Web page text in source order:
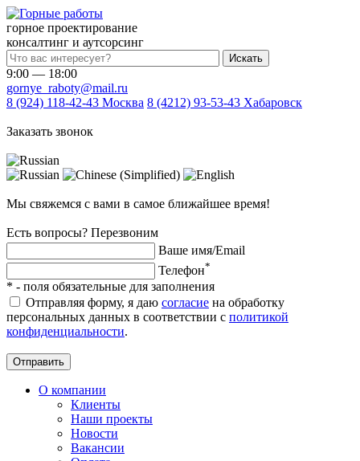
горное проектирование
консалтинг и аутсорсинг
Искать
9:00 — 18:00
gornye_raboty@mail.ru
8 (924) 118-42-43 Москва 8 (4212) 93-53-43 Хабаровск
Заказать звонок
Мы свяжемся с вами в самое ближайшее время!
Есть вопросы? Перезвоним
Ваше имя/Email
Телефон*
* - поля обязательные для заполнения
Отправляя форму, я даю согласие на обработку
персональных данных в соответствии с политикой
конфиденциальности.
Отправить
О компании
Клиенты
Наши проекты
Новости
Вакансии